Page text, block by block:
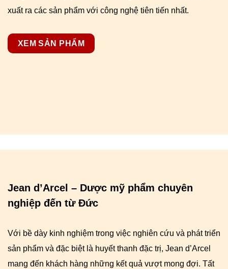
xuất ra các sản phẩm với công nghệ tiên tiến nhất.
XEM SẢN PHẨM
Jean d’Arcel – Dược mỹ phẩm chuyên
nghiệp đến từ Đức
Với bề dày kinh nghiệm trong việc nghiên cứu và phát triển
sản phẩm và đặc biệt là huyết thanh đặc trị, Jean d’Arcel
mang đến khách hàng những kết quả vượt mong đợi. Tất